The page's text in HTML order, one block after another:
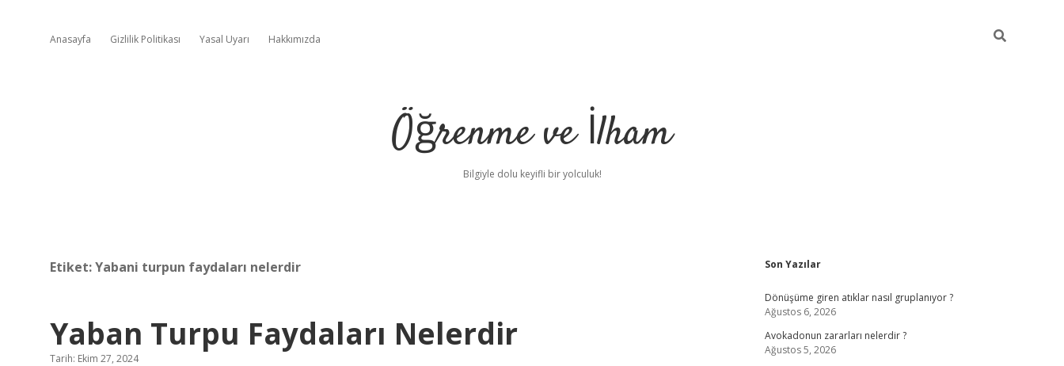
Anasayfa Gizlilik Politikası Yasal Uyarı Hakkımızda
Öğrenme ve İlham
Bilgiyle dolu keyifli bir yolculuk!
Etiket:Yabani turpun faydaları nelerdir
Yaban Turpu Faydaları Nelerdir
Tarih: Ekim 27, 2024
Sidebar
Son Yazılar
Dönüşüme giren atıklar nasıl gruplanıyor ?
Ağustos 6, 2026
Avokadonun zararları nelerdir ?
Ağustos 5, 2026